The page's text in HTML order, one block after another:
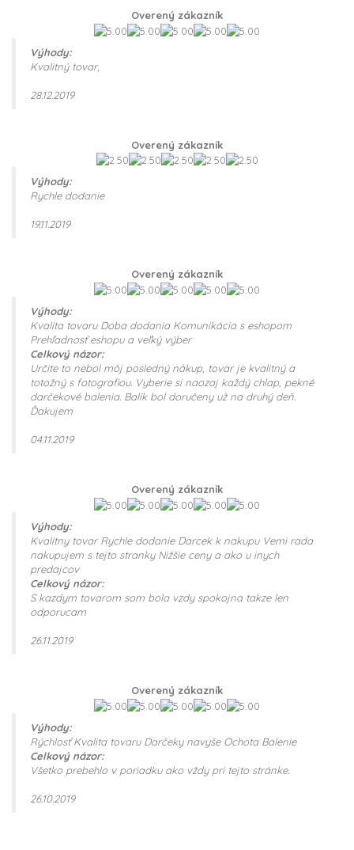
Overený zákazník
Výhody:
Kvalitný tovar,
28.12.2019
Overený zákazník
Výhody:
Rychle dodanie
19.11.2019
Overený zákazník
Výhody:
Kvalita tovaru Doba dodania Komunikácia s eshopom
Prehľadnosť eshopu a veľký výber
Celkový názor:
Určite to nebol môj posledný nákup, tovar je kvalitný a
totožný s fotografiou. Vyberie si naozaj každý chlap, pekné
darčekové balenia. Balík bol doručeny už na druhý deň.
Ďakujem
04.11.2019
Overený zákazník
Výhody:
Kvalitny tovar Rychle dodanie Darcek k nakupu Vemi rada
nakupujem s tejto stranky Nižšie ceny a ako u inych
predajcov
Celkový názor:
S kazdym tovarom som bola vzdy spokojna takze len
odporucam
26.11.2019
Overený zákazník
Výhody:
Rýchlosť Kvalita tovaru Darčeky navyše Ochota Balenie
Celkový názor:
Všetko prebehlo v poriadku ako vždy pri tejto stránke.
26.10.2019